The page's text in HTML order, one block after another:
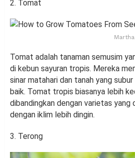
2. Tomat
Tomat adalah tanaman semusim
di kebun sayuran tropis. Mereka
sinar matahari dan tanah yang
baik. Tomat tropis biasanya lebih
dibandingkan dengan varietas yang
dengan iklim lebih dingin.
3. Terong